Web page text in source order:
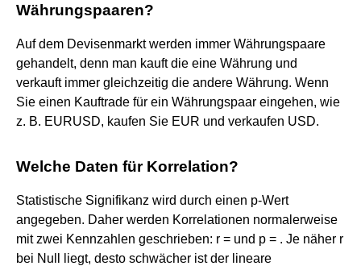
Währungspaaren?
Auf dem Devisenmarkt werden immer Währungspaare
gehandelt, denn man kauft die eine Währung und
verkauft immer gleichzeitig die andere Währung. Wenn
Sie einen Kauftrade für ein Währungspaar eingehen, wie
z. B. EURUSD, kaufen Sie EUR und verkaufen USD.
Welche Daten für Korrelation?
Statistische Signifikanz wird durch einen p-Wert
angegeben. Daher werden Korrelationen normalerweise
mit zwei Kennzahlen geschrieben: r = und p = . Je näher r
bei Null liegt, desto schwächer ist der lineare